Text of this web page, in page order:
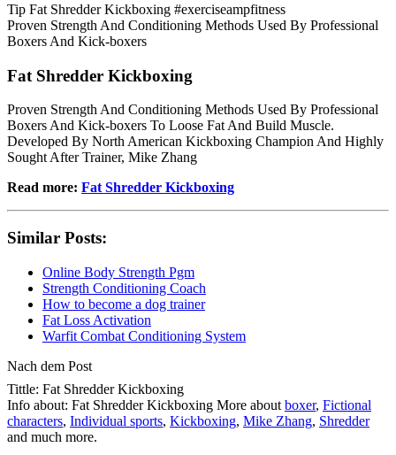
Tip Fat Shredder Kickboxing #exerciseampfitness
Proven Strength And Conditioning Methods Used By Professional
Boxers And Kick-boxers
Fat Shredder Kickboxing
Proven Strength And Conditioning Methods Used By Professional
Boxers And Kick-boxers To Loose Fat And Build Muscle.
Developed By North American Kickboxing Champion And Highly
Sought After Trainer, Mike Zhang
Read more: Fat Shredder Kickboxing
Similar Posts:
Online Body Strength Pgm
Strength Conditioning Coach
How to become a dog trainer
Fat Loss Activation
Warfit Combat Conditioning System
Nach dem Post
Tittle: Fat Shredder Kickboxing
Info about: Fat Shredder Kickboxing More about boxer, Fictional
characters, Individual sports, Kickboxing, Mike Zhang, Shredder
and much more.